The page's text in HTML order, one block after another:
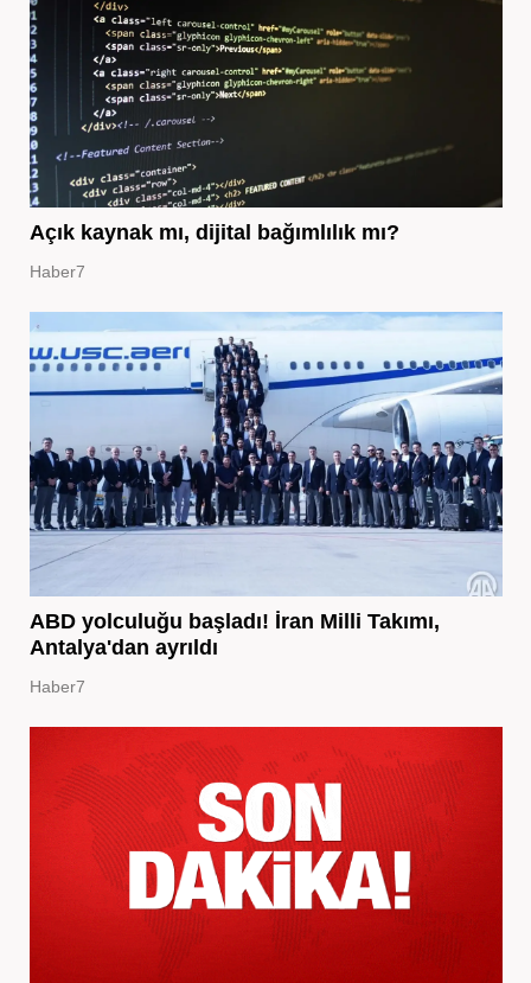
Açık kaynak mı, dijital bağımlılık mı?
Haber7
ABD yolculuğu başladı! İran Milli Takımı,
Antalya'dan ayrıldı
Haber7